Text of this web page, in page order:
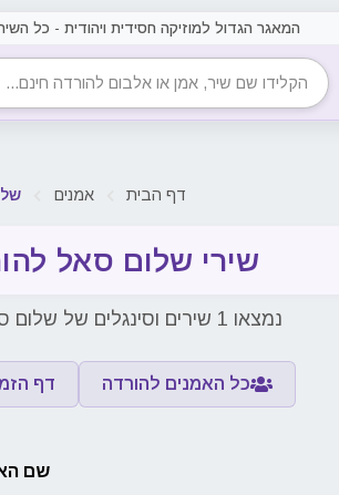
המאגר הגדול למוזיקה חסידית ויהודית - כל
דף הבית אמנים
שירי שלום סאל
נמצאו 1 שירים וסינגלים של שלום סאל להורדה ישירה
כל האמנים להורדה דף
שם